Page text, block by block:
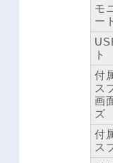
モ
ー
ト
付
ス
画
ズ
付
ス